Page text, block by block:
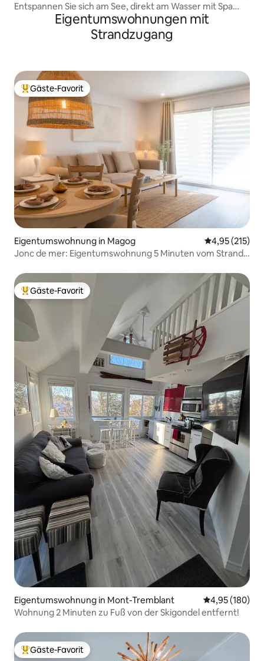
Entspannen Sie sich am See, direkt am Wasser mit Spa
CITQ258834Eigentumswohnungen mit
Strandzugang
Beliebter Gäste-Favorit.
Gäste-Favorit
Eigentumswohnung in Magog
4,95 (215)
Jonc de mer: Eigentumswohnung 5 Minuten vom Strand
Beliebter Gäste-Favorit.
Gäste-Favorit
Eigentumswohnung in Mont-Tremblant
4,95 (180)
Wohnung 2 Minuten zu Fuß von der Skigondel entfernt!
Beliebter Gäste-Favorit.
Gäste-Favorit